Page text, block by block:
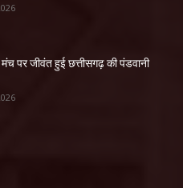
पर जीवंत हुई छत्तीसगढ़ की पंडवानी